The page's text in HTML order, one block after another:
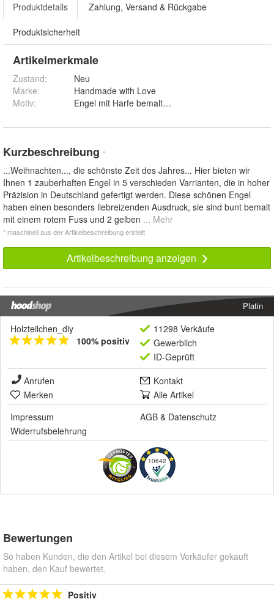
Produktdetails Zahlung, Versand & Rückgabe
Produktsicherheit
Artikelmerkmale
Zustand:
Neu
Marke:
Handmade with Love
Motiv: Engel mit Harfe bemalt, Engel mit Harfe Natur,
Kurzbeschreibung *
...Weihnachten..., die schönste Zeit des Jahres... Hier bieten wir
Ihnen 1 zauberhaften Engel in 5 verschieden Varrianten, die in hoher
Präzision in Deutschland gefertigt werden. Diese schönen Engel
haben einen besonders liebreizenden Ausdruck, sie sind bunt bemalt
mit einem rotem Fuss und 2 gelben ... Mehr
* maschinell aus der Artikelbeschreibung erstellt
Artikelbeschreibung anzeigen
Platin
Holzteilchen_diy
100% positiv
11298 Verkäufe
Gewerblich
ID-Geprüft
Anrufen
Kontakt
Merken
Alle Artikel
Impressum
AGB & Datenschutz
Widerrufsbelehrung
10642
Bewertungen
So haben Kunden, die den Artikel bei diesem Verkäufer gekauft
haben, den Kauf bewertet.
Positiv